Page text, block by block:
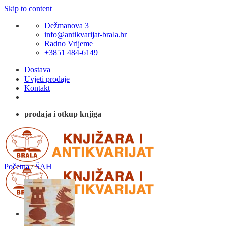
Skip to content
Dežmanova 3
info@antikvarijat-brala.hr
Radno Vrijeme
+3851 484-6149
Dostava
Uvjeti prodaje
Kontakt
prodaja i otkup knjiga
Početna / ŠAH